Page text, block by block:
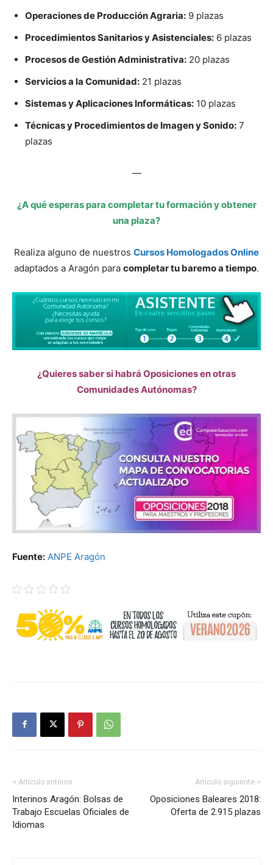
Operaciones de Producción Agraria: 9 plazas
Procedimientos Sanitarios y Asistenciales: 6 plazas
Procesos de Gestión Administrativa: 20 plazas
Servicios a la Comunidad: 21 plazas
Sistemas y Aplicaciones Informáticas: 10 plazas
Técnicas y Procedimientos de Imagen y Sonido: 7
plazas
—
¿A qué esperas para completar tu formación y obtener
una plaza?
Realiza alguno de nuestros Cursos Homologados Online
adaptados a Aragón para completar tu baremo a tiempo.
¿Quieres saber si habrá Oposiciones en otras
Comunidades Autónomas?
Fuente: ANPE Aragón
< Artículo anterior
Interinos Aragón: Bolsas de
Trabajo Escuelas Oficiales de
Idiomas
Artículo siguiente >
Oposiciones Baleares 2018:
Oferta de 2.915 plazas